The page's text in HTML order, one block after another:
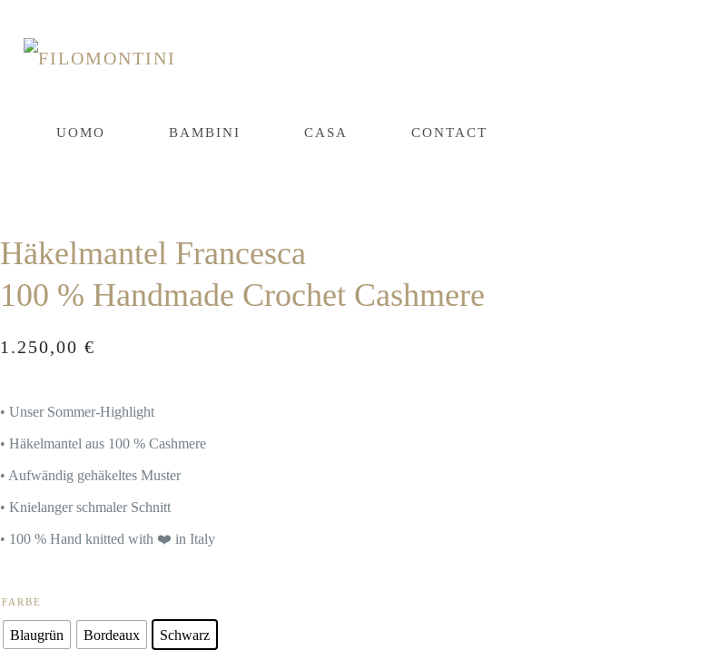
UOMO BAMBINI CASA CONTACT
Häkelmantel Francesca
100 % Handmade Crochet Cashmere
1.250,00 €
• Unser Sommer-Highlight
• Häkelmantel aus 100 % Cashmere
• Aufwändig gehäkeltes Muster
• Knielanger schmaler Schnitt
• 100 % Hand knitted with ❤️ in Italy
FARBE
Blaugrün Bordeaux Schwarz